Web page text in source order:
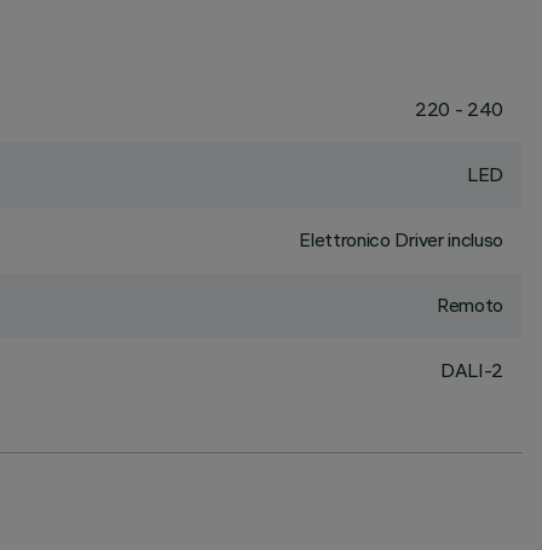
220 - 240
LED
Elettronico Driver incluso
Remoto
DALI-2